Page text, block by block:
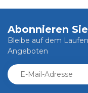
Abonnieren
Bleibe auf dem
Angeboten